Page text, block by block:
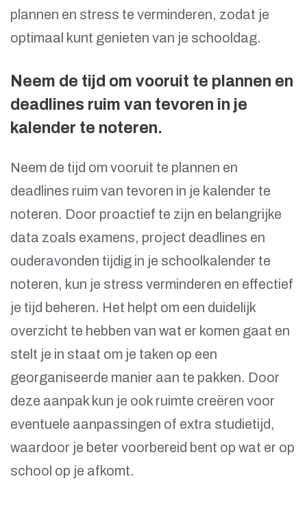
plannen en stress te verminderen, zodat je
optimaal kunt genieten van je schooldag.
Neem de tijd om vooruit te plannen en
deadlines ruim van tevoren in je
kalender te noteren.
Neem de tijd om vooruit te plannen en
deadlines ruim van tevoren in je kalender te
noteren. Door proactief te zijn en belangrijke
data zoals examens, project deadlines en
ouderavonden tijdig in je schoolkalender te
noteren, kun je stress verminderen en effectief
je tijd beheren. Het helpt om een duidelijk
overzicht te hebben van wat er komen gaat en
stelt je in staat om je taken op een
georganiseerde manier aan te pakken. Door
deze aanpak kun je ook ruimte creëren voor
eventuele aanpassingen of extra studietijd,
waardoor je beter voorbereid bent op wat er op
school op je afkomt.